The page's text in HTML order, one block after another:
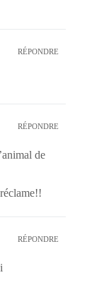
RÉPONDRE
RÉPONDRE
de
RÉPONDRE